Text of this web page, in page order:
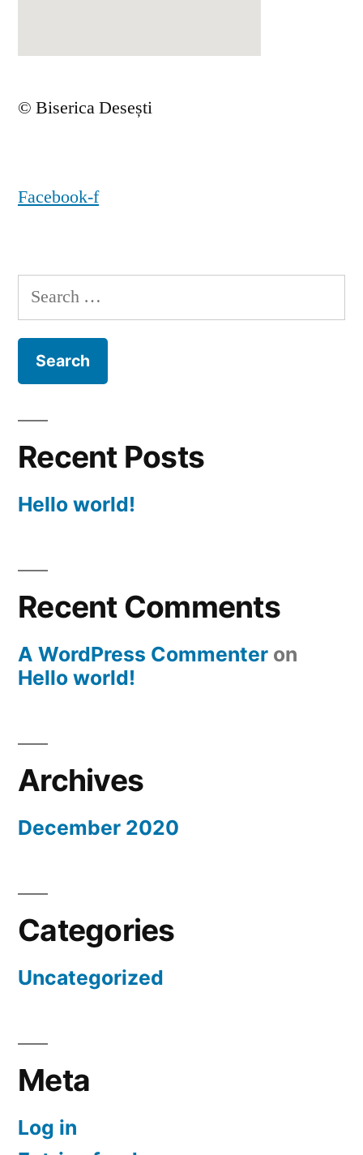
© Biserica Desești
Facebook-f
Search
for:
Recent Posts
Hello world!
Recent Comments
A WordPress Commenter on
Hello world!
Archives
December 2020
Categories
Uncategorized
Meta
Log in